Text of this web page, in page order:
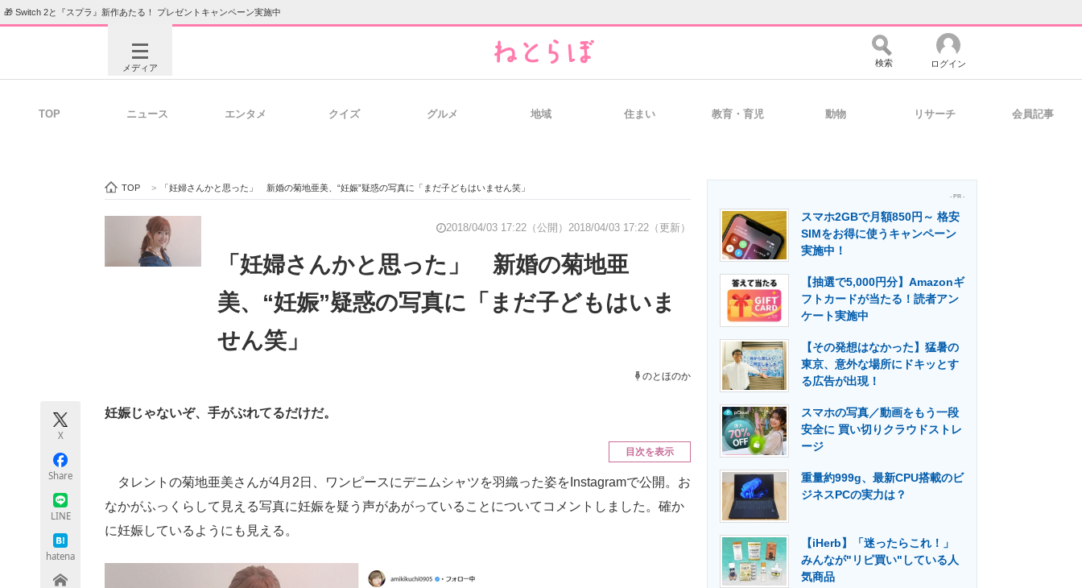
🎁 Switch 2と『スプラ』新作あたる！ プレゼントキャンペーン実施中
メディア
ビジネスと働き方のヒント 経営リーダーのコミュニティ マーケ×ITの今がよく分かる
ITエンジニア向け専門サイト 企業向けIT製品の総合サイト IT製品の技術・比較・事例 製造業のIT導入・活用を支援
エネルギーの専門メディア 建設×テクノロジーの最前線
検索 ログイン
TOP ニュース エンタメ クイズ グルメ 地域 住まい 教育・育児 動物 リサーチ 会員記事
TOP > 「妊婦さんかと思った」 新婚の菊地亜美、“妊娠”疑惑の写真に「まだ子どもはいません笑」
2018/04/03 17:22（公開） 2018/04/03 17:22（更新）
「妊婦さんかと思った」 新婚の菊地亜
美、“妊娠”疑惑の写真に「まだ子どもはいま
せん笑」
のとほのか
X
Share
LINE
hatena
妊娠じゃないぞ、手がぶれてるだけだ。
目次を表示
タレントの菊地亜美さんが4月2日、ワンピースにデニムシャツを羽織った姿をInstagramで公開。お
なかがふっくらして見える写真に妊娠を疑う声があがっていることについてコメントしました。確か
に妊娠しているようにも見える。
- PR -
スマホ2GBで月額850円～ 格安
SIMをお得に使うキャンペーン
実施中！
【抽選で5,000円分】Amazonギ
フトカードが当たる！読者アン
ケート実施中
【その発想はなかった】猛暑の
東京、意外な場所にドキッとす
る広告が出現！
スマホの写真／動画をもう一段
安全に 買い切りクラウドストレ
ージ
重量約999g、最新CPU搭載のビ
ジネスPCの実力は？
【iHerb】「迷ったらこれ！」
みんなが"リピ買い"している人
気商品